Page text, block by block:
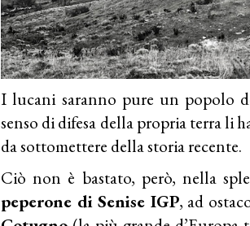
I lucani saranno pure un popolo
senso di difesa della propria terra
da sottomettere della storia recente.
Ciò non è bastato, però, nella
peperone di Senise IGP, ad